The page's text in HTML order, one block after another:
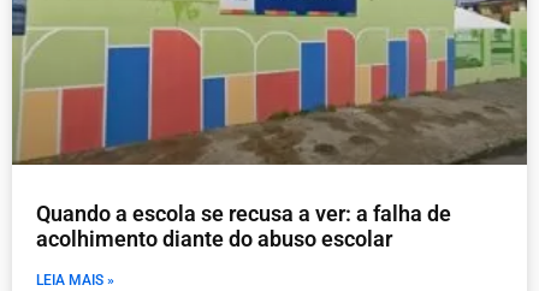
Quando a escola se recusa a ver: a falha de
acolhimento diante do abuso escolar
LEIA MAIS »